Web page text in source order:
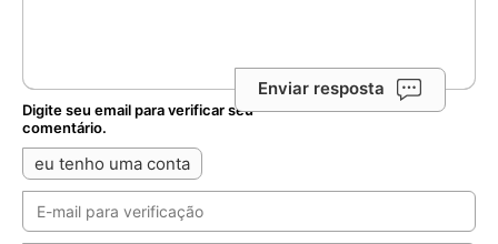
Enviar resposta
Digite seu email para verificar seu
comentário.
eu tenho uma conta